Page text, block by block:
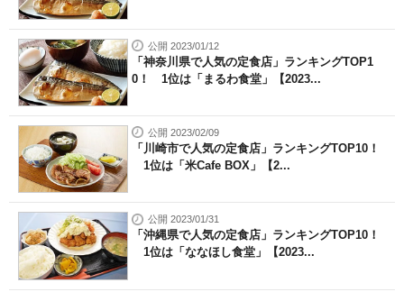
公開 2023/01/12
「神奈川県で人気の定食店」ランキングTOP1
0！ 1位は「まるわ食堂」【2023...
公開 2023/02/09
「川崎市で人気の定食店」ランキングTOP10！
1位は「米Cafe BOX」【2...
公開 2023/01/31
「沖縄県で人気の定食店」ランキングTOP10！
1位は「ななほし食堂」【2023...